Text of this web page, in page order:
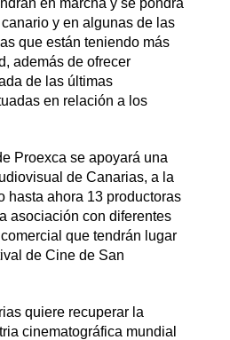
en marcha y se pondrá
y en algunas de las
que están teniendo más
además de ofrecer
de las últimas
en relación a los
Proexca se apoyará una
de Canarias, a la
hasta ahora 13 productoras
asociación con diferentes
que tendrán lugar
de Cine de San
quiere recuperar la
cinematográfica mundial